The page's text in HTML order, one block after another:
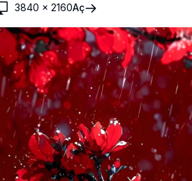
iç mekânda kasvetli ve atmosferik
3840 × 2160Aç